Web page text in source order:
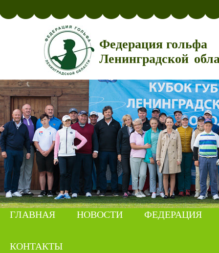
Федерация гольфа
Ленинградской
ГЛАВНАЯ НОВОСТИ ФЕДЕРАЦИЯ
КОНТАКТЫ